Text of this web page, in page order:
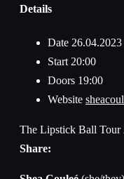
Details
Date 26.04.2023
Start 20:00
Doors 19:00
Website
The Lipstick Ball Tour
Share: